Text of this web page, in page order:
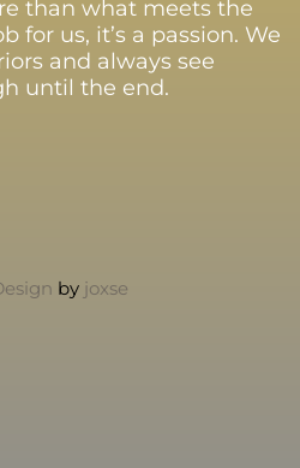
than what meets the
for us, it’s a passion. We
and always see
until the end.
by joxse